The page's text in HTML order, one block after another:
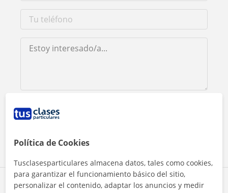
Comparte a este profesor
Política de Cookies
Tusclasesparticulares almacena datos, tales como cookies,
para garantizar el funcionamiento básico del sitio,
personalizar el contenido, adaptar los anuncios y medir